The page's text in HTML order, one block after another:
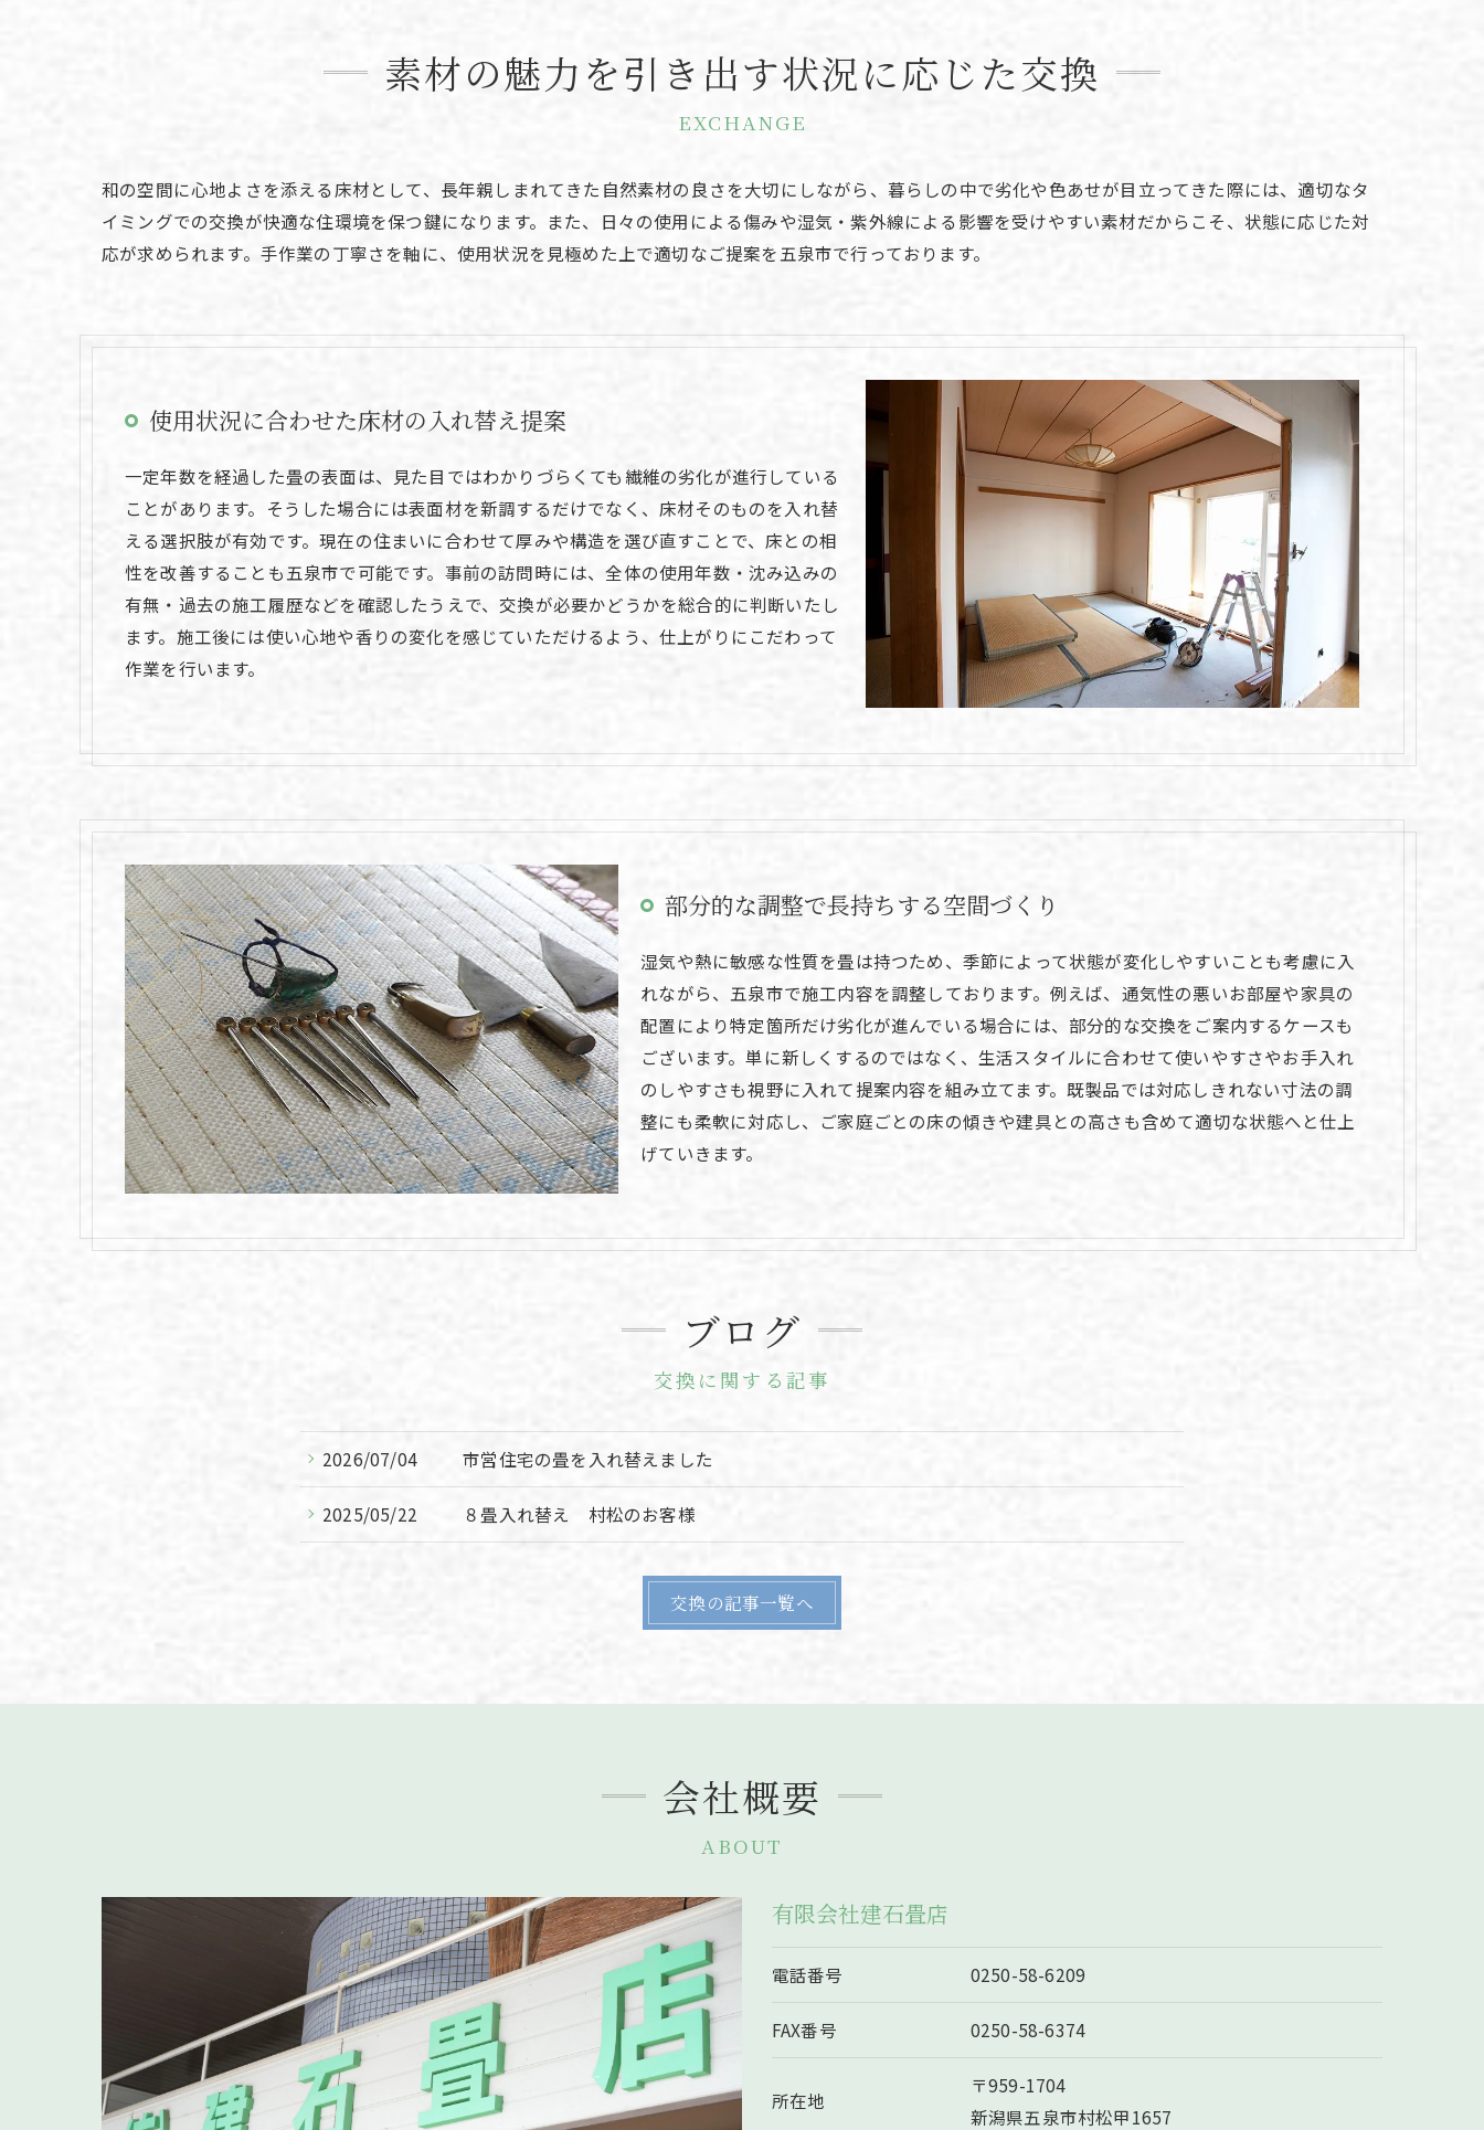
素材の魅力を引き出す状況に応じた交換
EXCHANGE
和の空間に心地よさを添える床材として、長年親しまれてきた自然素材の良さを大切にしながら、暮らしの中で劣化や色あせが目立ってきた際には、適切なタ
イミングでの交換が快適な住環境を保つ鍵になります。また、日々の使用による傷みや湿気・紫外線による影響を受けやすい素材だからこそ、状態に応じた対
応が求められます。手作業の丁寧さを軸に、使用状況を見極めた上で適切なご提案を五泉市で行っております。
使用状況に合わせた床材の入れ替え提案
一定年数を経過した畳の表面は、見た目ではわかりづらくても繊維の劣化が進行している
ことがあります。そうした場合には表面材を新調するだけでなく、床材そのものを入れ替
える選択肢が有効です。現在の住まいに合わせて厚みや構造を選び直すことで、床との相
性を改善することも五泉市で可能です。事前の訪問時には、全体の使用年数・沈み込みの
有無・過去の施工履歴などを確認したうえで、交換が必要かどうかを総合的に判断いたし
ます。施工後には使い心地や香りの変化を感じていただけるよう、仕上がりにこだわって
作業を行います。
部分的な調整で長持ちする空間づくり
湿気や熱に敏感な性質を畳は持つため、季節によって状態が変化しやすいことも考慮に入
れながら、五泉市で施工内容を調整しております。例えば、通気性の悪いお部屋や家具の
配置により特定箇所だけ劣化が進んでいる場合には、部分的な交換をご案内するケースも
ございます。単に新しくするのではなく、生活スタイルに合わせて使いやすさやお手入れ
のしやすさも視野に入れて提案内容を組み立てます。既製品では対応しきれない寸法の調
整にも柔軟に対応し、ご家庭ごとの床の傾きや建具との高さも含めて適切な状態へと仕上
げていきます。
ブログ
交換に関する記事
2026/07/04 市営住宅の畳を入れ替えました
2025/05/22 ８畳入れ替え 村松のお客様
交換の記事一覧へ
会社概要
ABOUT
有限会社建石畳店
電話番号 0250-58-6209
FAX番号 0250-58-6374
所在地
〒959-1704
新潟県五泉市村松甲1657